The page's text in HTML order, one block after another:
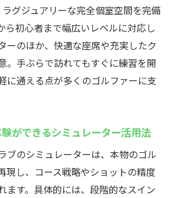
空間で集中力を高めるコツ
心のレッスン体制に注目
いインドアゴルフスクールの便
得の設備と練習環境
ルフスクールが支持される理由
ルに対応したレッスンの魅力
グジュアリーな完全個室空間を完備
ら初心者まで幅広いレベルに対応し
ーのほか、快適な座席や充実したク
。手ぶらで訪れてもすぐに練習を開
に通える点が多くのゴルファーに支
ができるシミュレーター活用法
ブのシミュレーターは、本物のゴル
現し、コース戦略やショットの精度
ます。具体的には、段階的なスイン